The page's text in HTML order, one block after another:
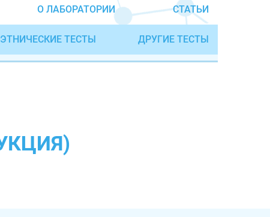
О ЛАБОРАТОРИИ СТАТЬИ
ЭТНИЧЕСКИЕ ТЕСТЫ ДРУГИЕ ТЕСТЫ